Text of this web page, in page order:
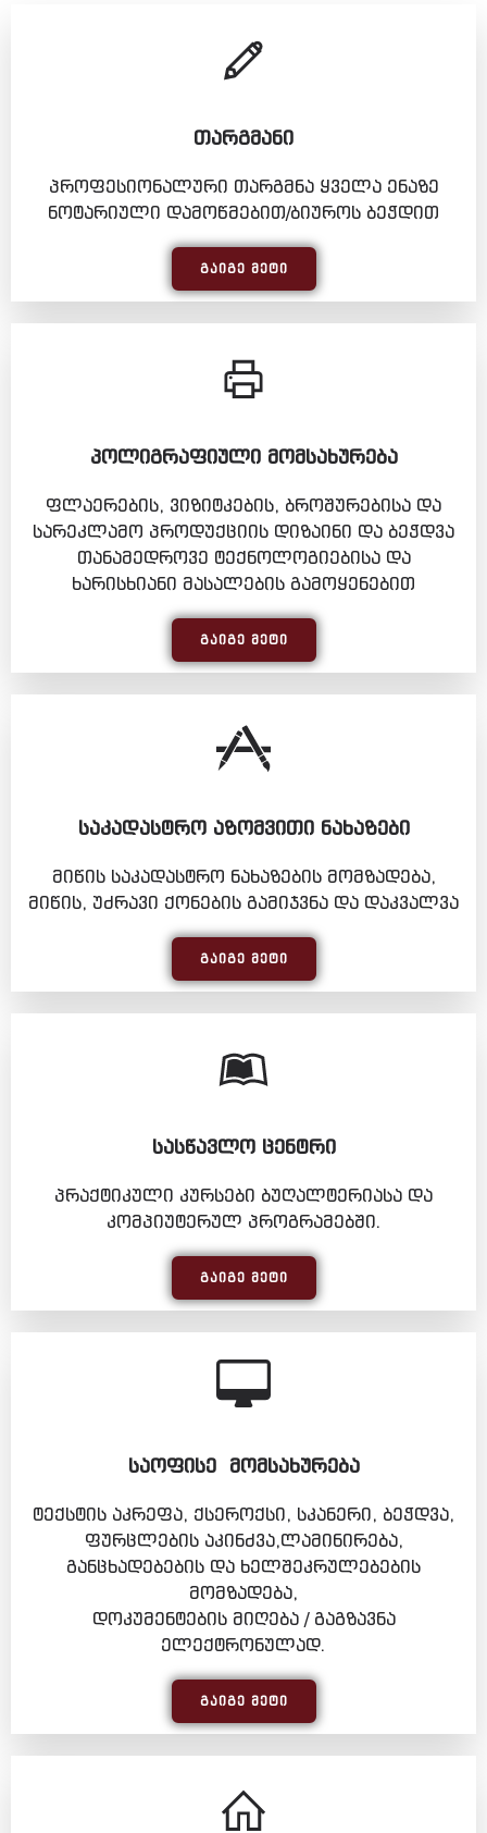
ᲗᲐᲠᲒᲛᲐᲜᲘ
პროფესიონალური თარგმნა ყველა ენაზე
ნოტარიული დამოწმებით/ბიუროს ბეჭდით
ᲒᲐᲘᲒᲔ ᲛᲔᲢᲘ
ᲞᲝᲚᲘᲒᲠᲐᲤᲘᲣᲚᲘ ᲛᲝᲛᲡᲐᲮᲣᲠᲔᲑᲐ
ფლაერების, ვიზიტკების, ბროშურებისა და
სარეკლამო პროდუქციის დიზაინი და ბეჭდვა
თანამედროვე ტექნოლოგიებისა და
ხარისხიანი მასალების გამოყენებით
ᲒᲐᲘᲒᲔ ᲛᲔᲢᲘ
ᲡᲐᲙᲐᲓᲐᲡᲢᲠᲝ ᲐᲖᲝᲛᲕᲘᲗᲘ ᲜᲐᲮᲐᲖᲔᲑᲘ
მიწის საკადასტრო ნახაზების მომზადება,
მიწის, უძრავი ქონების გამიჯვნა და დაკვალვა
ᲒᲐᲘᲒᲔ ᲛᲔᲢᲘ
ᲡᲐᲡᲬᲐᲕᲚᲝ ᲪᲔᲜᲢᲠᲘ
პრაქტიკული კურსები ბუღალტერიასა და
კომპიუტერულ პროგრამებში.
ᲒᲐᲘᲒᲔ ᲛᲔᲢᲘ
ᲡᲐᲝᲤᲘᲡᲔ ᲛᲝᲛᲡᲐᲮᲣᲠᲔᲑᲐ
ტექსტის აკრეფა, ქსეროქსი, სკანერი, ბეჭდვა,
ფურცლების აკინძვა,ლამინირება,
განცხადებების და ხელშეკრულებების
მომზადება,
დოკუმენტების მიღება / გაგზავნა
ელექტრონულად.
ᲒᲐᲘᲒᲔ ᲛᲔᲢᲘ